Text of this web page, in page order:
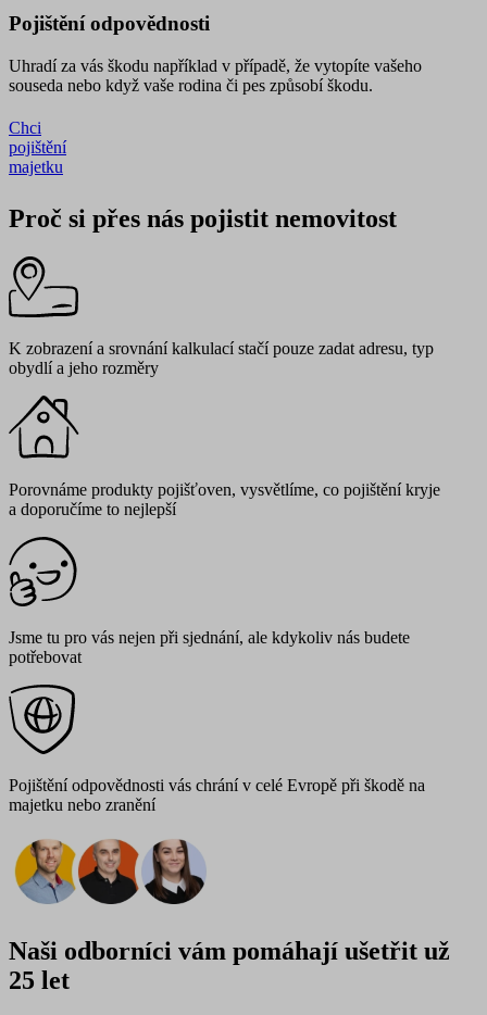
Pojištění odpovědnosti
Uhradí za vás škodu například v případě, že vytopíte vašeho
souseda nebo když vaše rodina či pes způsobí škodu.
Chci
pojištění
majetku
Proč si přes nás pojistit nemovitost
K zobrazení a srovnání kalkulací stačí pouze zadat adresu, typ
obydlí a jeho rozměry
Porovnáme produkty pojišťoven, vysvětlíme, co pojištění kryje
a doporučíme to nejlepší
Jsme tu pro vás nejen při sjednání, ale kdykoliv nás budete
potřebovat
Pojištění odpovědnosti vás chrání v celé Evropě při škodě na
majetku nebo zranění
Naši odborníci vám pomáhají ušetřit už
25 let